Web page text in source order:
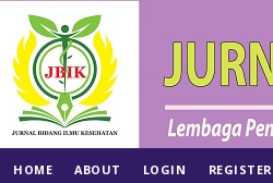
HOME ABOUT LOGIN REGISTER